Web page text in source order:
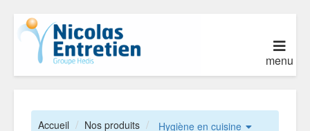
menu
Accueil Nos produits
Hygiène en cuisine